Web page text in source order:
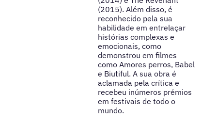
(2015). Além disso, é
reconhecido pela sua
habilidade em entrelaçar
histórias complexas e
emocionais, como
demonstrou em filmes
como Amores perros, Babel
e Biutiful. A sua obra é
aclamada pela crítica e
recebeu inúmeros prémios
em festivais de todo o
mundo.